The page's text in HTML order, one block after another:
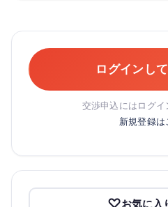
ログインし
交渉申込にはログイ
新規登録は
お気に入